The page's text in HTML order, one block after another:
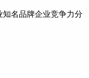
知名品牌企业竞争力分